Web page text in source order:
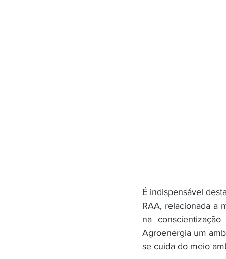
É indispensável
RAA, relacionada a
na
Agroenergia um
se cuida do meio